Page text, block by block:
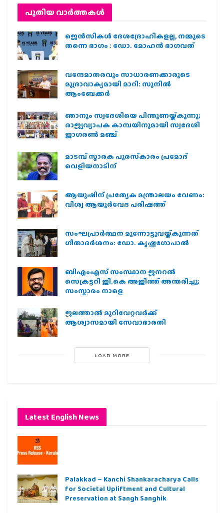
പുതിയ വാര്‍ത്തകള്‍
ജെന്‍സികള്‍ ദേശദ്രോഹികളല്ല, നമ്മുടെ
തന്നെ ഭാഗം : ഡോ. മോഹന്‍ ഭാഗവത്
വന്ദേമാതരവും സാധാരണക്കാരുടെ
മുദ്രാവാക്യമായി മാറി: സുനിൽ
ആംബേക്കർ
ഞാനും സ്വദേശിയെ പിന്തുണയ്ക്കുന്നു;
രാജ്യവ്യാപക കാമ്പയിനുമായി സ്വദേശി
ജാഗരണ്‍ മഞ്ച്
മാടമ്പ് സ്മാരക പുരസ്‌കാരം പ്രമോദ്
വെളിയനാടിന്
ആയുഷിന് പ്രത്യേക മന്ത്രാലയം വേണം:
വിശ്വ ആയുര്‍വേദ പരിഷത്ത്
സംഘപ്രാര്‍ത്ഥന മുന്നോട്ടുവയ്ക്കുന്നത്
ഗീതാദര്‍ശനം: ഡോ. കൃഷ്ണഗോപാല്‍
ബിഎംഎസ് സംസ്ഥാന ജനറൽ
സെക്രട്ടറി ജി.കെ അജിത്ത് അന്തരിച്ചു;
സംസ്കാരം നാളെ
ജലത്താല്‍ മുറിവേറ്റവര്‍ക്ക്
ആശ്വാസമായി സേവാഭാരതി
LOAD MORE
Latest English News
Palakkad – Kanchi Shankaracharya Calls
for Societal Upliftment and Cultural
Preservation at Sangh Sanghik